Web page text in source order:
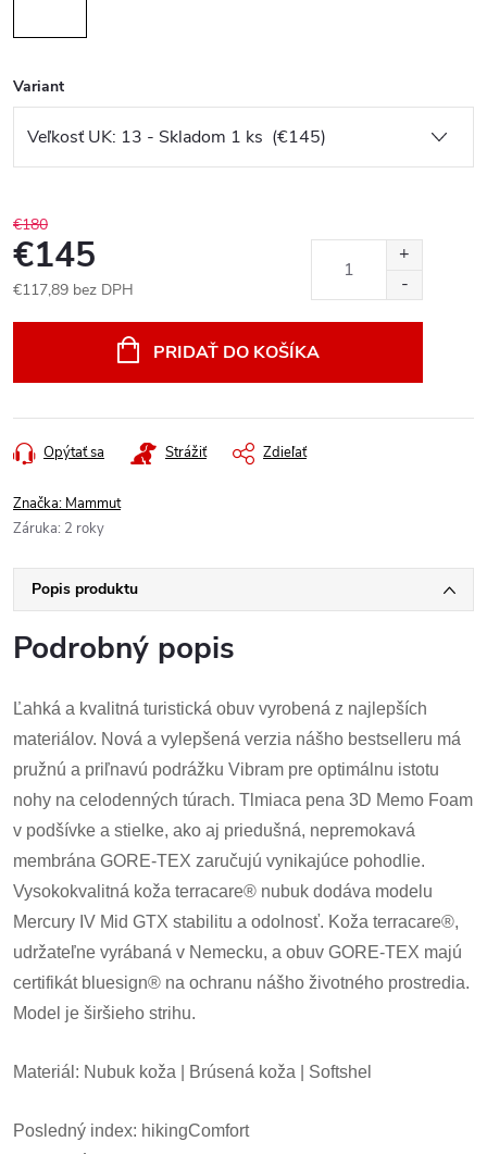
Variant
€180
€145
€117,89 bez DPH
PRIDAŤ DO KOŠÍKA
Opýtať sa Strážiť Zdieľať
Značka: Mammut
Záruka: 2 roky
Popis produktu
Podrobný popis
Ľahká a kvalitná turistická obuv vyrobená z najlepších
materiálov. Nová a vylepšená verzia nášho bestselleru má
pružnú a priľnavú podrážku Vibram pre optimálnu istotu
nohy na celodenných túrach. Tlmiaca pena 3D Memo Foam
v podšívke a stielke, ako aj priedušná, nepremokavá
membrána GORE-TEX zaručujú vynikajúce pohodlie.
Vysokokvalitná koža terracare® nubuk dodáva modelu
Mercury IV Mid GTX stabilitu a odolnosť. Koža terracare®,
udržateľne vyrábaná v Nemecku, a obuv GORE-TEX majú
certifikát bluesign® na ochranu nášho životného prostredia.
Model je širšieho strihu.
Materiál: Nubuk koža | Brúsená koža | Softshel
Posledný index: hikingComfort